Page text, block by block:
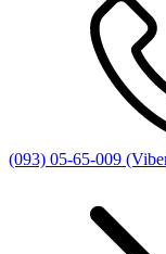
(093) 05-65-009